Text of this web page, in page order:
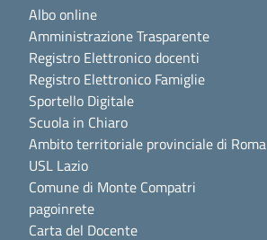
Albo online
Amministrazione Trasparente
Registro Elettronico docenti
Registro Elettronico Famiglie
Sportello Digitale
Scuola in Chiaro
Ambito territoriale provinciale di Roma
USL Lazio
Comune di Monte Compatri
pagoinrete
Carta del Docente